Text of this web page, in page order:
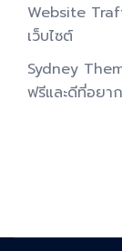
Website
เว็บไซต์
Sydney
ฟรีและดีที่อยา